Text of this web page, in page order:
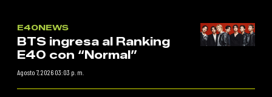
E40NEWS
BTS ingresa al Ranking
E40 con “Normal”
Agosto 7, 2026 03:03 p. m.